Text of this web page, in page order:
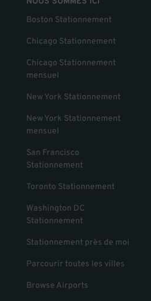
Boston Stationnement
Chicago Stationnement
Chicago Stationnement
mensuel
New York Stationnement
New York Stationnement
mensuel
San Francisco
Stationnement
Toronto Stationnement
Washington DC
Stationnement
Stationnement près de moi
Parcourir toutes les villes
Browse Airports